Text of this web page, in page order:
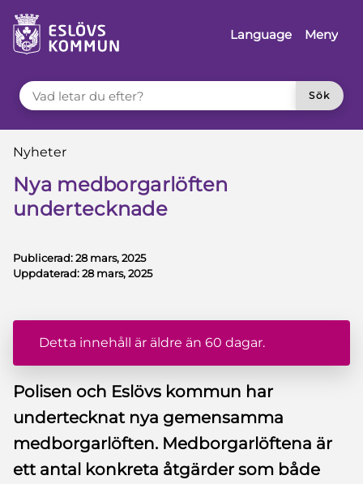
till innehåll
Language
Meny
VAD LETAR DU EFTER?
Sök
Du är här:
Nyheter
Nya medborgarlöften
undertecknade
Publicerad:28 mars, 2025
Uppdaterad:28 mars, 2025
Detta innehåll är äldre än 60 dagar.
Polisen och Eslövs kommun har
undertecknat nya gemensamma
medborgarlöften. Medborgarlöftena är
ett antal konkreta åtgärder som både